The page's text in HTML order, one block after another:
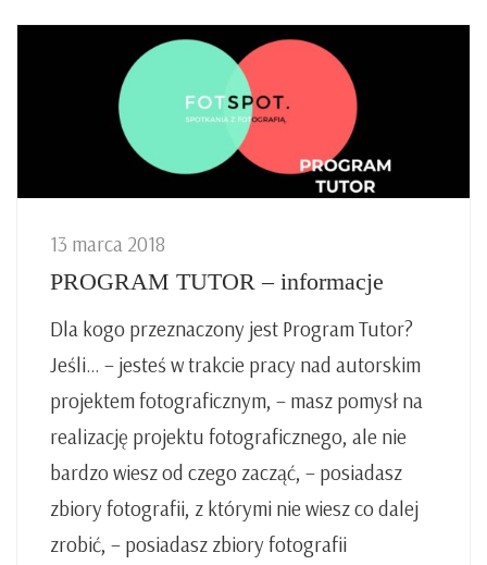
13 marca 2018
PROGRAM TUTOR – informacje
Dla kogo przeznaczony jest Program Tutor?
Jeśli… – jesteś w trakcie pracy nad autorskim
projektem fotograficznym, – masz pomysł na
realizację projektu fotograficznego, ale nie
bardzo wiesz od czego zacząć, – posiadasz
zbiory fotografii, z którymi nie wiesz co dalej
zrobić, – posiadasz zbiory fotografii